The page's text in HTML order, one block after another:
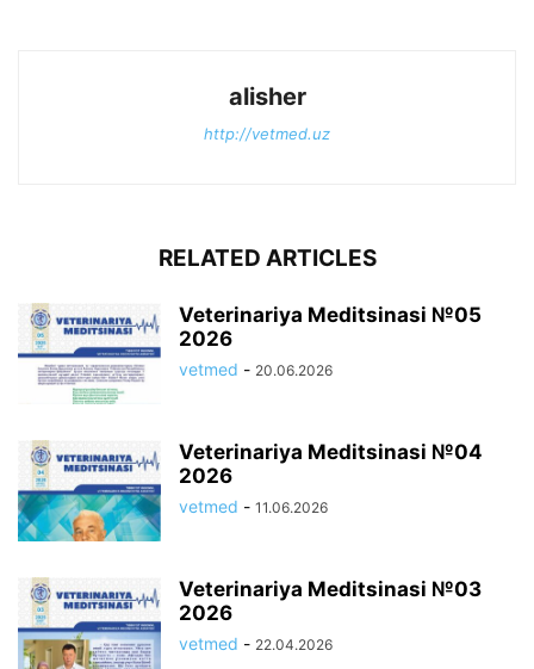
alisher
http://vetmed.uz
RELATED ARTICLES
Veterinariya Meditsinasi №05
2026
vetmed - 20.06.2026
Veterinariya Meditsinasi №04
2026
vetmed - 11.06.2026
Veterinariya Meditsinasi №03
2026
vetmed - 22.04.2026